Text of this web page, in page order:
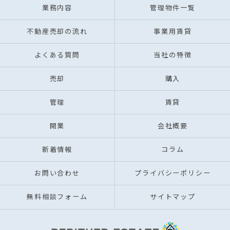
業務内容 管理物件一覧
不動産売却の流れ 事業用賃貸
よくある質問 当社の特徴
売却 購入
管理 賃貸
開業 会社概要
新着情報 コラム
お問い合わせ プライバシーポリシー
無料相談フォーム サイトマップ